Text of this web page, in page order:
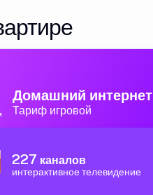
Домашний интернет
Тариф игровой
227 каналов
интерактивное телевидение